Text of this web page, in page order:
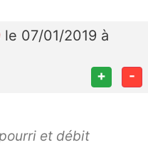
le 07/01/2019 à
+ -
et débit